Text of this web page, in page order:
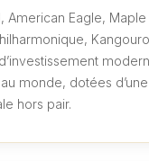
American Eagle, Maple
monde, dotées
hors pair.